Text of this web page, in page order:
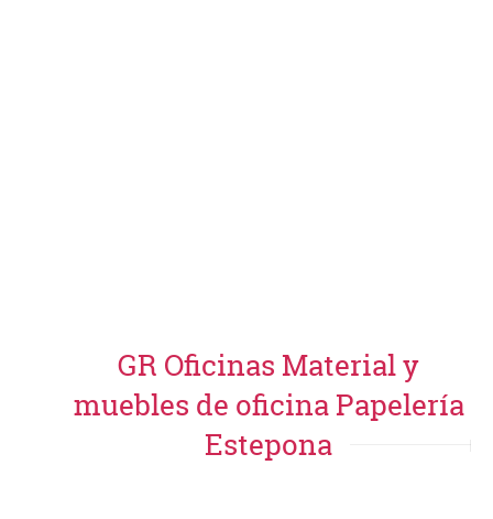
GR Oficinas Material y
muebles de oficina Papelería
Estepona